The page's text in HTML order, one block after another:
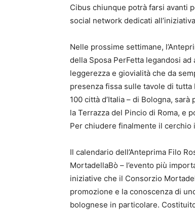
Cibus chiunque potrà farsi avanti
social network dedicati
Nelle prossime settimane,
della Sposa PerFetta legandosi
leggerezza e giovialità che da
presenza fissa sulle tavole di tutta
100 città d’Italia – di Bologna,
la Terrazza del Pincio di Roma, e
Per chiudere finalmente il cerchio
Il calendario dell’Anteprima Filo
MortadellaBò – l’evento più
iniziative che il Consorzio
promozione e la conoscenza di
bolognese in particolare.